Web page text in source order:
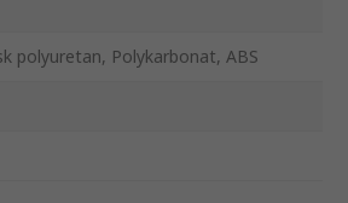
polyuretan, Polykarbonat, ABS